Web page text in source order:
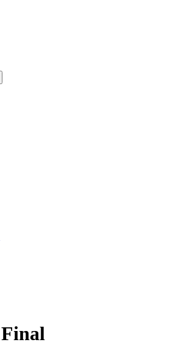
Final